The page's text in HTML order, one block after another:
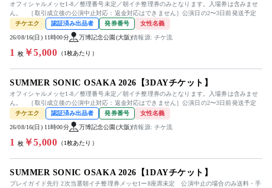
オフィシャルメッセ1-8／整理番号未定／朝イチ整理券のみとなります。入場券は含みませ
ん。 ［取引成立後の公演中止対応：返金対応はできません］公演日の2〜3日前発送予定
チケエク
認証済み出品者 発券番号 女性名義
26/08/16(日) 11時00分 万博記念公園(大阪)情報源: チケ流
1 枚￥5,000 （1枚あたり）
SUMMER SONIC OSAKA 2026【3DAYチケット】
オフィシャルメッセ1-8／整理番号未定／朝イチ整理券のみとなります。入場券は含みませ
ん。 ［取引成立後の公演中止対応：返金対応はできません］公演日の2〜3日前発送予定
チケエク
認証済み出品者 発券番号 女性名義
26/08/16(日) 11時00分 万博記念公園(大阪)情報源: チケ流
1 枚￥5,000 （1枚あたり）
SUMMER SONIC OSAKA 2026【1DAYチケット】
プレイガイド先行 2次当選朝イチ整理券メッセ1ー8座席未定 公演中止の場合のみ送料・手